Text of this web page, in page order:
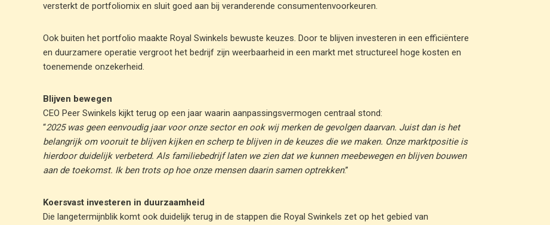
versterkt de portfoliomix en sluit goed aan bij veranderende consumentenvoorkeuren.
Ook buiten het portfolio maakte Royal Swinkels bewuste keuzes. Door te blijven investeren in een efficiëntere
en duurzamere operatie vergroot het bedrijf zijn weerbaarheid in een markt met structureel hoge kosten en
toenemende onzekerheid.
Blijven bewegen
CEO Peer Swinkels kijkt terug op een jaar waarin aanpassingsvermogen centraal stond:
“2025 was geen eenvoudig jaar voor onze sector en ook wij merken de gevolgen daarvan. Juist dan is het
belangrijk om vooruit te blijven kijken en scherp te blijven in de keuzes die we maken. Onze marktpositie is
hierdoor duidelijk verbeterd. Als familiebedrijf laten we zien dat we kunnen meebewegen en blijven bouwen
aan de toekomst. Ik ben trots op hoe onze mensen daarin samen optrekken.”
Koersvast investeren in duurzaamheid
Die langetermijnblik komt ook duidelijk terug in de stappen die Royal Swinkels zet op het gebied van